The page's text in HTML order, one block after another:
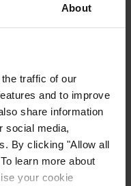
About
traffic of our
and to improve
share information
social media,
By clicking "Allow all
learn more about
your cookie